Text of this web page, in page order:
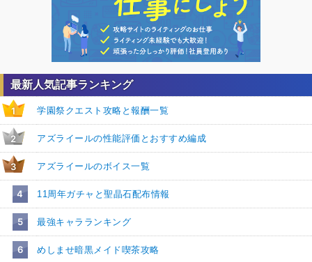
最新人気記事ランキング
1 学園祭クエスト攻略と報酬一覧
2 アズライールの性能評価とおすすめ編成
3 アズライールのボイス一覧
4 11周年ガチャと聖晶石配布情報
5 最強キャラランキング
6 めしませ暗黒メイド喫茶攻略